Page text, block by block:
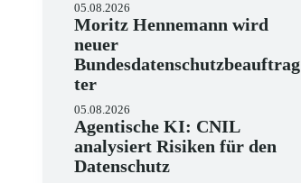
05.08.2026
Moritz Hennemann wird
neuer
Bundesdatenschutzbeauftrag
ter
05.08.2026
Agentische KI: CNIL
analysiert Risiken für den
Datenschutz